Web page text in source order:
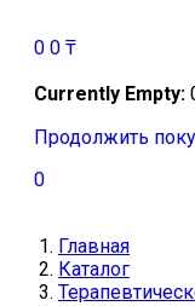
0 0 ₸
Currently Empty:
Продолжить
0
Главная
Каталог